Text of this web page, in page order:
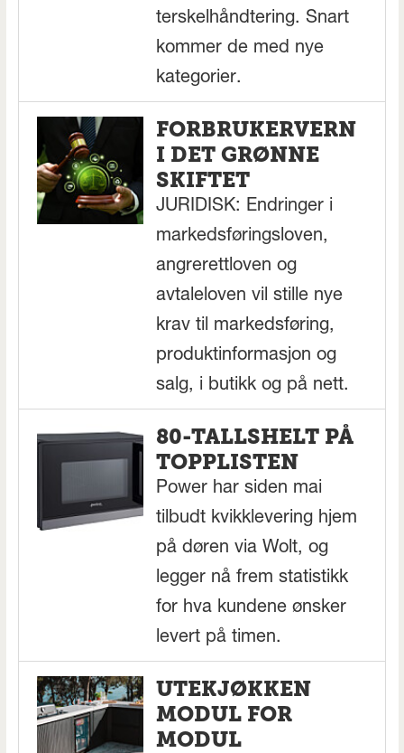
terskelhåndtering. Snart
kommer de med nye
kategorier.
FORBRUKERVERN
I DET GRØNNE
SKIFTET
JURIDISK: Endringer i
markedsføringsloven,
angrerettloven og
avtaleloven vil stille nye
krav til markedsføring,
produktinformasjon og
salg, i butikk og på nett.
80-TALLSHELT PÅ
TOPPLISTEN
Power har siden mai
tilbudt kvikklevering hjem
på døren via Wolt, og
legger nå frem statistikk
for hva kundene ønsker
levert på timen.
UTEKJØKKEN
MODUL FOR
MODUL